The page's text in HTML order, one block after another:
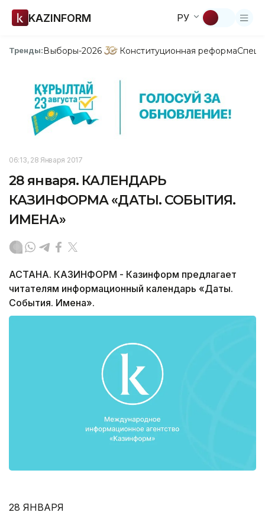
KAZINFORM РУ
Тренды:Выборы-2026 Конституционная реформа
06:13, 28 Января 2017
28 января. КАЛЕНДАРЬ
КАЗИНФОРМА «ДАТЫ. СОБЫТИЯ.
ИМЕНА»
АСТАНА. КАЗИНФОРМ - Казинформ предлагает
читателям информационный календарь «Даты.
События. Имена».
28 ЯНВАРЯ